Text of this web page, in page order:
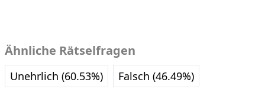
Ähnliche Rätselfragen
Unehrlich (60.53%)
Falsch (46.49%)